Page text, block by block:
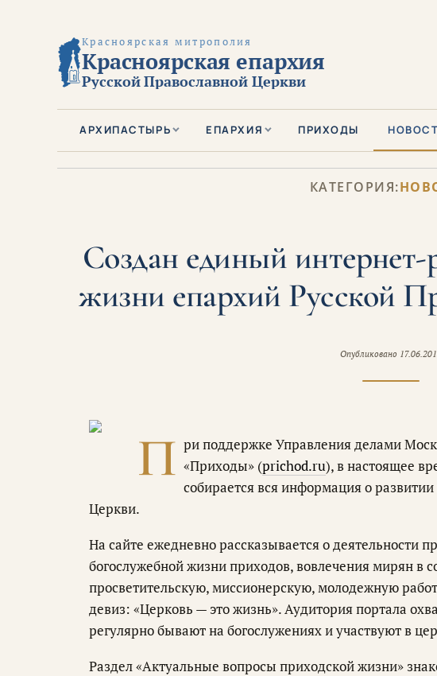
Красноярская митрополия
Красноярская епархия
Русской Православной Церкви
АРХИПАСТЫРЬ ЕПАРХИЯ ПРИХОДЫ
КАТЕГОРИЯ:
Создан единый интернет-
жизни епархий Русской
Опубликовано
П ри поддержке Управления делами
«Приходы» (prichod.ru), в настоящее
собирается вся информация о
Церкви.
На сайте ежедневно рассказывается о деятельности
богослужебной жизни приходов, вовлечения мирян в
просветительскую, миссионерскую, молодежную
девиз: «Церковь — это жизнь». Аудитория портала
регулярно бывают на богослужениях и участвуют в
Раздел «Актуальные вопросы приходской жизни»